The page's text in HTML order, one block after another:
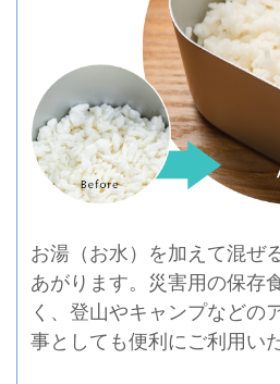
お湯（お水）を加えて混ぜ
あがります。災害用の保存
く、登山やキャンプなどの
事としても便利にご利用い